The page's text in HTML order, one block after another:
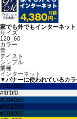
家でも外でもインターネッ
サイズ
120_60
カラー
青
テイスト
シンプル
業種
インターネット
▼バナーに使われているカ